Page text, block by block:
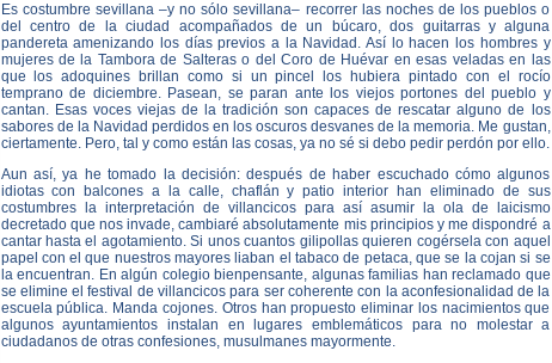
Es costumbre sevillana –y no sólo sevillana– recorrer las noches de los pueblos o
del centro de la ciudad acompañados de un búcaro, dos guitarras y alguna
pandereta amenizando los días previos a la Navidad. Así lo hacen los hombres y
mujeres de la Tambora de Salteras o del Coro de Huévar en esas veladas en las
que los adoquines brillan como si un pincel los hubiera pintado con el rocío
temprano de diciembre. Pasean, se paran ante los viejos portones del pueblo y
cantan. Esas voces viejas de la tradición son capaces de rescatar alguno de los
sabores de la Navidad perdidos en los oscuros desvanes de la memoria. Me gustan,
ciertamente. Pero, tal y como están las cosas, ya no sé si debo pedir perdón por ello.
Aun así, ya he tomado la decisión: después de haber escuchado cómo algunos
idiotas con balcones a la calle, chaflán y patio interior han eliminado de sus
costumbres la interpretación de villancicos para así asumir la ola de laicismo
decretado que nos invade, cambiaré absolutamente mis principios y me dispondré a
cantar hasta el agotamiento. Si unos cuantos gilipollas quieren cogérsela con aquel
papel con el que nuestros mayores liaban el tabaco de petaca, que se la cojan si se
la encuentran. En algún colegio bienpensante, algunas familias han reclamado que
se elimine el festival de villancicos para ser coherente con la aconfesionalidad de la
escuela pública. Manda cojones. Otros han propuesto eliminar los nacimientos que
algunos ayuntamientos instalan en lugares emblemáticos para no molestar a
ciudadanos de otras confesiones, musulmanes mayormente.